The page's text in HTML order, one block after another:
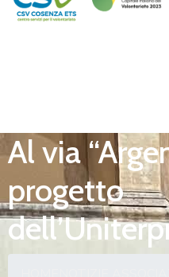
Al via
progetto